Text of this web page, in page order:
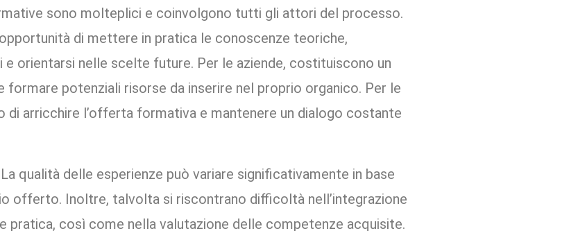
sono molteplici e coinvolgono tutti gli attori del processo.
di mettere in pratica le conoscenze teoriche,
orientarsi nelle scelte future. Per le aziende, costituiscono un
formare potenziali risorse da inserire nel proprio organico. Per le
arricchire l’offerta formativa e mantenere un dialogo costante
qualità delle esperienze può variare significativamente in base
offerto. Inoltre, talvolta si riscontrano difficoltà nell’integrazione
pratica, così come nella valutazione delle competenze acquisite.